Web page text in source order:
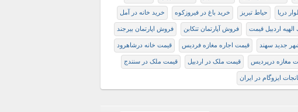
دریا حیاط تبریز خرید باغ در فیروزکوه خرید خانه در آمل
اردبيل قيمت فروش آپارتمان تنکابن فروش اپارتمان بیرجند
جدید سهند قیمت اجاره مغازه فردیس قیمت خانه درشاهرود
مغازه درپردیس قیمت ملک در اردبیل قیمت ملک در سنندج
ایزوگام در ایران